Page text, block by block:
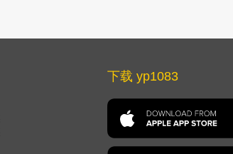
下载 yp1083